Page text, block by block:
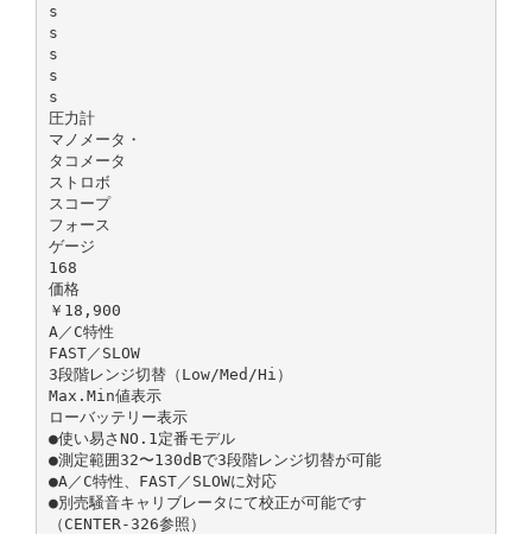
s
s
s
s
s
圧力計
マノメータ・
タコメータ
ストロボ
スコープ
フォース
ゲージ
168
価格
￥18,900
A／C特性
FAST／SLOW
3段階レンジ切替（Low/Med/Hi）
Max.Min値表示
ローバッテリー表示
●使い易さNO.1定番モデル
●測定範囲32〜130dBで3段階レンジ切替が可能
●A／C特性、FAST／SLOWに対応
●別売騒音キャリブレータにて校正が可能です
（CENTER-326参照）